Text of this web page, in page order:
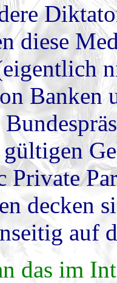
diese
Banken
Private
decken
auf
das im